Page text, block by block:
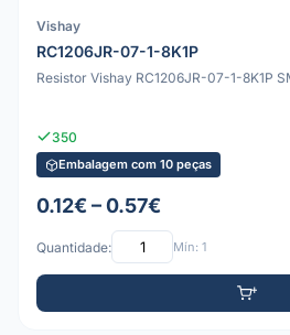
Vishay
RC1206JR-07-1-8K1P
Resistor Vishay RC1206JR-07-1-8K1P
350
Embalagem com 10 peças
0.12€ – 0.57€
Quantidade: Mín: 1